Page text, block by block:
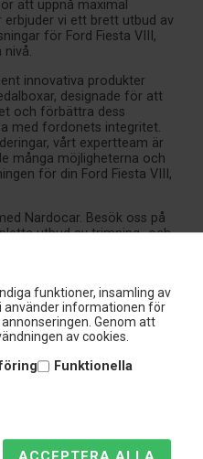
funktioner, insamling av
informationen för
Genom att
av cookies.
Funktionella
att uppnå maximal
vi ett brett utbud av
för Ford Fiesta VIII,
nivå.
innovativa produkter
designade för att
och förbättra dess
med fordonets integritet.
vårt expertteam är
många möjligheterna och
för din Ford Fiesta VIII,
Nardocar. Besök oss på
utbud av trimning- och
den ultimata